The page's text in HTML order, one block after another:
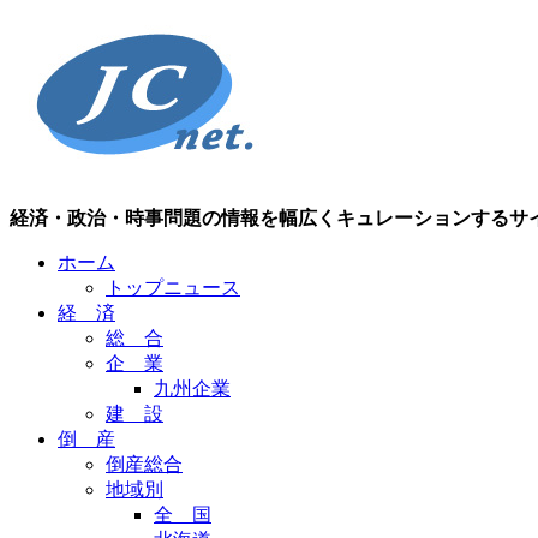
経済・政治・時事問題の情報を幅広くキュレーションするサ
ホーム
トップニュース
経 済
総 合
企 業
九州企業
建 設
倒 産
倒産総合
地域別
全 国